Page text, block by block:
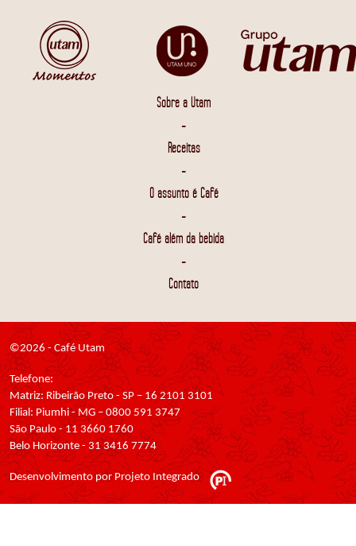
Sobre a Utam
-
Receitas
-
O assunto é Café
-
Café além da bebida
-
Contato
©2026 - Café Utam
Telefone:
Matriz: Ribeirão Preto - SP – 16 2101 3101
Filial: Piumhi - MG – 0800 591 3747
São Paulo - 11 3660 1760
Belo Horizonte - 31 3416 7774
Desenvolvimento por Projeto Integrado